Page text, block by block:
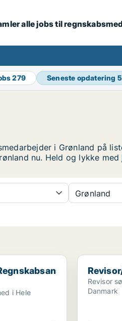
alle jobs til
279 Seneste opdatering
i Grønland på
nu. Held og lykke
Grønland
elle...
i Hele
Revisor/
Revisor
Danmark